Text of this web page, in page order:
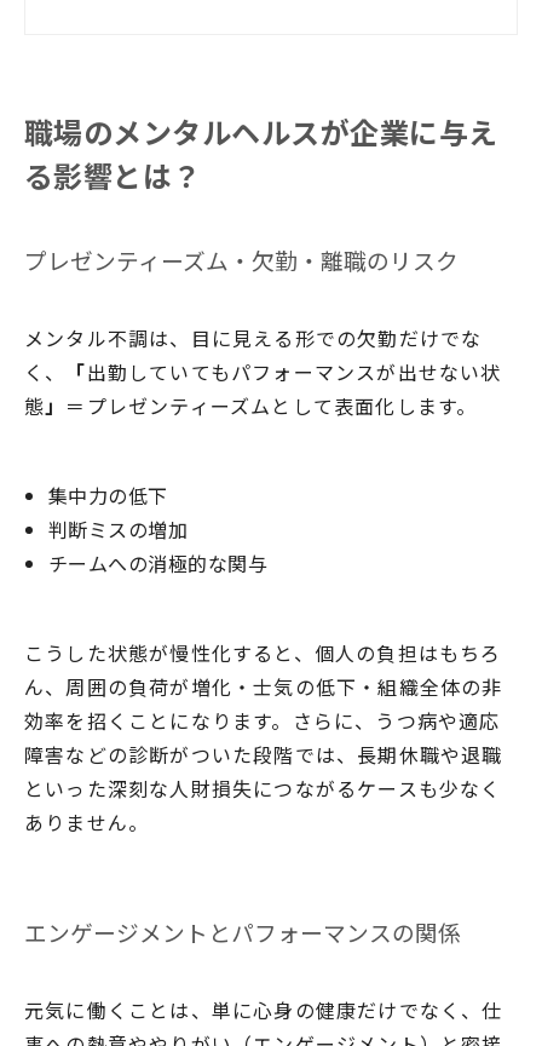
職場のメンタルヘルスが企業に与え
る影響とは？
プレゼンティーズム・欠勤・離職のリスク
メンタル不調は、目に見える形での欠勤だけでな
く、
「出勤していてもパフォーマンスが出せない状
態 」 ＝プレゼンティーズムとして表面化します。
集中力の低下
判断ミスの増加
チームへの消極的な関与
こうした状態が慢性化すると、個人の負担はもちろ
ん、周囲の負荷が増化・士気の低下・組織全体の非
効率を招くことになります。さらに、うつ病や適応
障害などの診断がついた段階では、長期休職や退職
といった深刻な人財損失につながるケースも少なく
ありません。
エンゲージメントとパフォーマンスの関係
元気に働くことは、単に心身の健康だけでなく、仕